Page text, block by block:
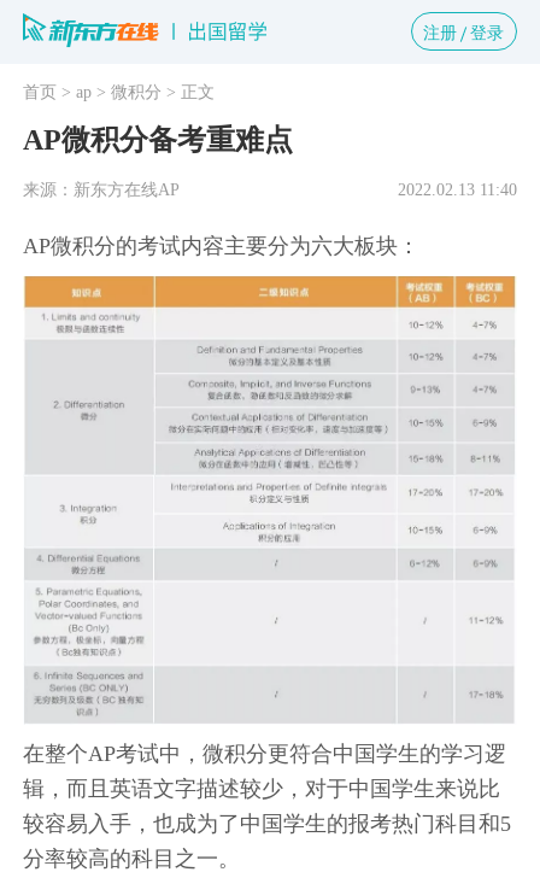
注册 登录
首页 > ap > 微积分 > 正文
AP微积分备考重难点
来源：新东方在线AP 2022.02.13 11:40
AP微积分的考试内容主要分为六大板块：
在整个AP考试中，微积分更符合中国学生的学习逻
辑，而且英语文字描述较少，对于中国学生来说比
较容易入手，也成为了中国学生的报考热门科目和5
分率较高的科目之一。